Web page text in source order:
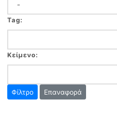
Tag:
Κείμενο:
Επαναφορά